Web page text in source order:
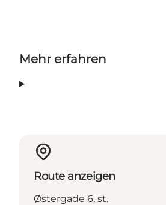
Mehr erfahren
Route anzeigen
Østergade 6, st.